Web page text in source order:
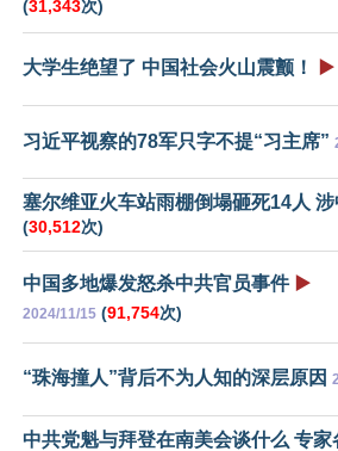
(31,343次)
大学生绝望了 中国社会火山震颤！ ▶️
习近平视察的78军只字不提“习主席”
塞尔维亚火车站雨棚倒塌砸死14人 涉
(30,512次)
中国多地爆发怒杀中共官员事件 ▶️
2024/11/15 (91,754次)
“珠海撞人”背后不为人知的深层原因
中共党魁与拜登在南美会谈什么 专